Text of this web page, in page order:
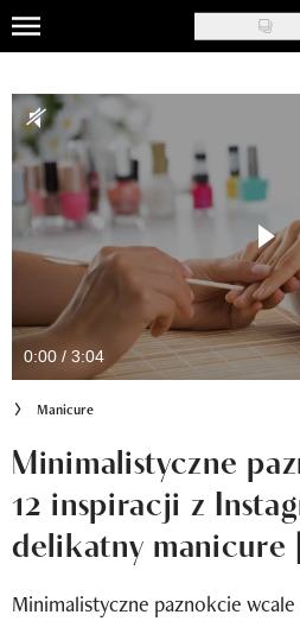
Skip
to
main
content
Moda
Ślub i wesele
Styl życia
Nasze akcje
Inspiracje
Newsy
Newsletter
Wizaz Summer Influ School
0:00 / 3:04
Manicure
Minimalistyczne
12 inspiracji z
delikatny manicure
Minimalistyczne paznokcie